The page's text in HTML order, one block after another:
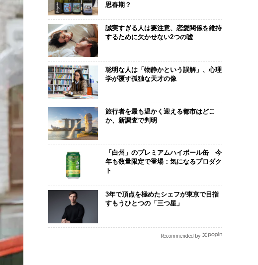
思春期？
誠実すぎる人は要注意、恋愛関係を維持
するために欠かせない2つの嘘
聡明な人は「物静かという誤解」、心理
学が覆す孤独な天才の像
旅行者を最も温かく迎える都市はどこ
か、新調査で判明
「白州」のプレミアムハイボール缶 今
年も数量限定で登場：気になるプロダク
ト
3年で頂点を極めたシェフが東京で目指
すもうひとつの「三つ星」
Recommended by